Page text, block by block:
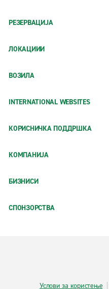
РЕЗЕРВАЦИЈА
ЛОКАЦИИИ
ВОЗИЛА
INTERNATIONAL WEBSITES
КОРИСНИЧКА ПОДДРШКА
КОМПАНИЈА
БИЗНИСИ
СПОНЗОРСТВА
Услови за користење